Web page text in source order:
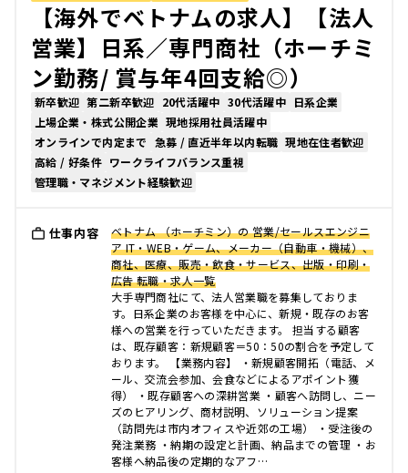
【海外でベトナムの求人】【法人
営業】日系／専門商社（ホーチミ
ン勤務/ 賞与年4回支給◎）
新卒歓迎 第二新卒歓迎 20代活躍中 30代活躍中 日系企業
上場企業・株式公開企業 現地採用社員活躍中
オンラインで内定まで 急募 / 直近半年以内転職 現地在住者歓迎
高給 / 好条件 ワークライフバランス重視
管理職・マネジメント経験歓迎
仕事内容
ベトナム （ホーチミン）の 営業/セールスエンジニ
ア IT・WEB・ゲーム、メーカー（自動車・機械）、
商社、医療、販売・飲食・サービス、出版・印刷・
広告 転職・求人一覧
大手専門商社にて、法人営業職を募集しておりま
す。日系企業のお客様を中心に、新規・既存のお客
様への営業を行っていただきます。 担当する顧客
は、既存顧客：新規顧客＝50：50の割合を予定して
おります。 【業務内容】 ・新規顧客開拓（電話、メ
ール、交流会参加、会食などによるアポイント獲
得） ・既存顧客への深耕営業 ・顧客へ訪問し、ニー
ズのヒアリング、商材説明、ソリューション提案
（訪問先は市内オフィスや近郊の工場） ・受注後の
発注業務 ・納期の設定と計画、納品までの管理 ・お
客様へ納品後の定期的なアフ…